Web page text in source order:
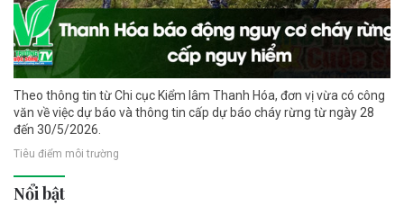
Theo thông tin từ Chi cục Kiểm lâm Thanh Hóa, đơn vị vừa có công
văn về việc dự báo và thông tin cấp dự báo cháy rừng từ ngày 28
đến 30/5/2026.
Tiêu điểm môi trường
Nổi bật